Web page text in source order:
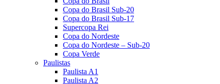
Copa do Brasil Sub-20
Copa do Brasil Sub-17
Supercopa Rei
Copa do Nordeste
Copa do Nordeste – Sub-20
Copa Verde
Paulistas
Paulista A1
Paulista A2